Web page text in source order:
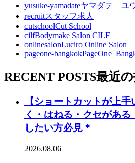
yusuke-yamadateヤマダテ ユ
recruitスタッフ求人
cutschoolCut School
cilfBodymake Salon CILF
onlinesalonLuciro Online Salon
pageone-bangkok
RECENT POSTS最近
【ショートカットが上
く・はねる・クセがあ
したい方必見＊
2026.08.06